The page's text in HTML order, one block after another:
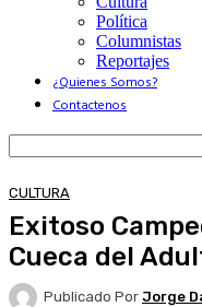
Política
Columnistas
Reportajes
¿Quienes Somos?
Contactenos
CULTURA
Exitoso
Cueca del
Publicado Por Jorge